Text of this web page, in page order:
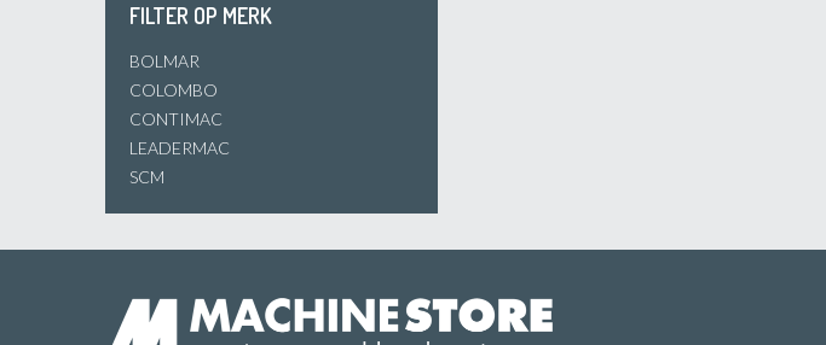
FILTER OP MERK
BOLMAR
COLOMBO
CONTIMAC
LEADERMAC
SCM